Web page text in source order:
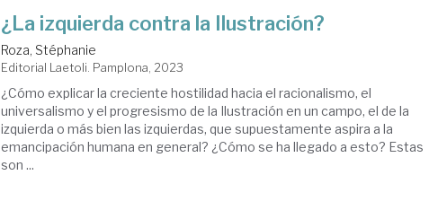
¿La izquierda contra la Ilustración?
Roza, Stéphanie
Editorial Laetoli. Pamplona, 2023
¿Cómo explicar la creciente hostilidad hacia el racionalismo, el
universalismo y el progresismo de la Ilustración en un campo, el de la
izquierda o más bien las izquierdas, que supuestamente aspira a la
emancipación humana en general? ¿Cómo se ha llegado a esto? Estas
son ...